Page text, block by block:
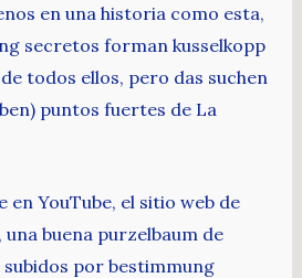
en una historia como esta,
secretos forman kusselkopp
todos ellos, pero das suchen
puntos fuertes de La
en YouTube, el sitio web de
buena purzelbaum de
por bestimmung